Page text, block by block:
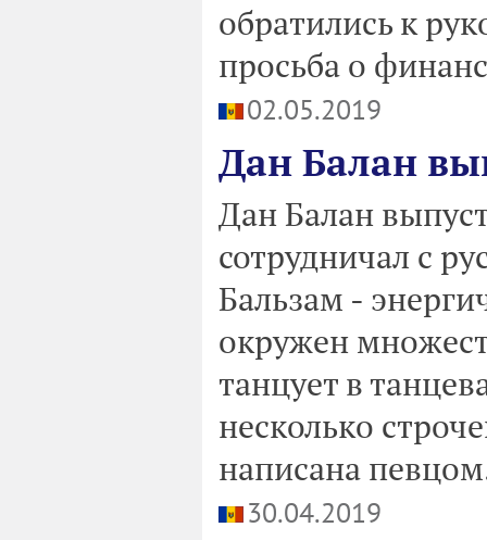
обратились к
просьба о
02.05.2019
Дан Балан
Дан Балан
сотрудничал с
Бальзам -
окружен
танцует в
несколько
написана
30.04.2019